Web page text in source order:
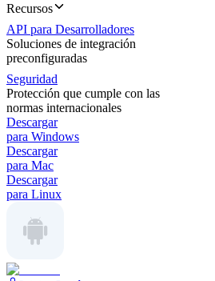
Recursos
API para Desarrolladores
Soluciones de integración
preconfiguradas
Seguridad
Protección que cumple con las
normas internacionales
Descargar
para Windows
Descargar
para Mac
Descargar
para Linux